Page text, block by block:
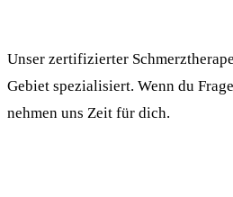
Unser zertifizierter
Gebiet spezialisiert. Wenn du
nehmen uns Zeit für dich.